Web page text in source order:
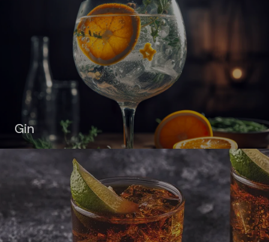
Gin